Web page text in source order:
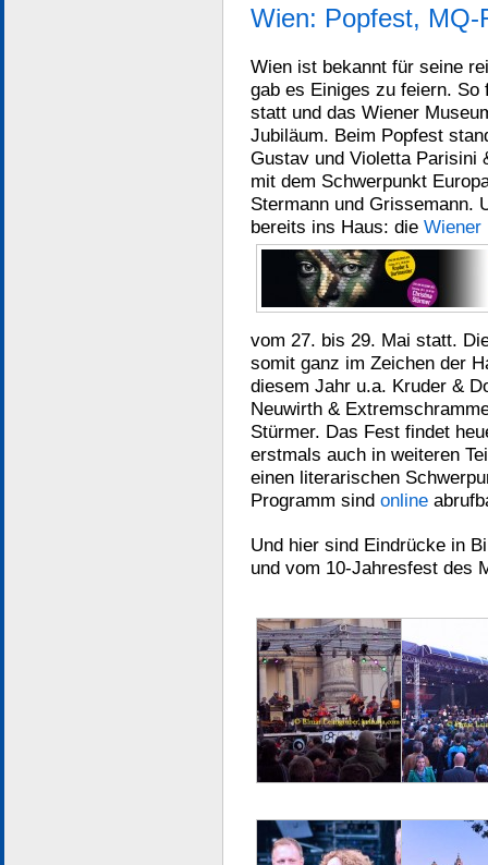
Wien: Popfest,
Wien ist bekannt für seine
gab es Einiges zu feiern.
statt und das Wiener
Jubiläum. Beim Popfest
Gustav und Violetta Parisini
mit dem Schwerpunkt
Stermann und Grissemann.
bereits ins Haus: die Wiener
vom 27. bis 29. Mai statt.
somit ganz im Zeichen der
diesem Jahr u.a. Kruder &
Neuwirth &
Stürmer. Das Fest findet
erstmals auch in weiteren
einen literarischen
Programm sind online
Und hier sind Eindrücke in
und vom 10-Jahresfest des